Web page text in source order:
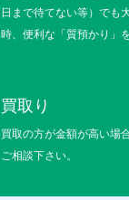
日まで待てない等）でも
時、便利な「質預かり」
買取り
買取の方が金額が高い場
ご相談下さい。